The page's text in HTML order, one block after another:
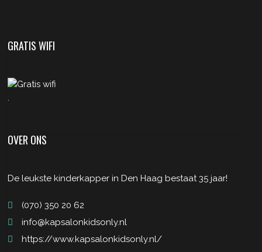
GRATIS WIFI
.
OVER ONS
De leukste kinderkapper in Den Haag bestaat 35 jaar!
(070) 350 20 62
info@kapsalonkidsonly.nl
https://www.kapsalonkidsonly.nl/